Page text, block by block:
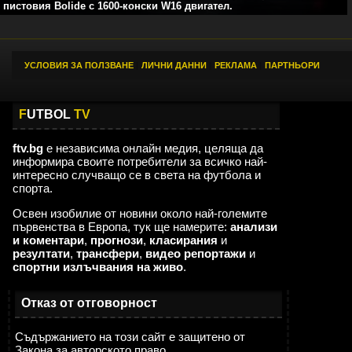
Мароканските бургии
Европа ???? Тук поне ти провървя ????
пистовия Bolide с 1600-конски W16 двигател.
УСЛОВИЯ ЗА ПОЛЗВАНЕ ЛИЧНИ ДАННИ РЕКЛАМА ПАРТНЬОРИ
FUTBOL TV
ftv.bg е независима онлайн медия, целяща да
информира своите потребители за всичко най-
интересно случващо се в света на футбола и
спорта.
Освен изобилие от новини около най-големите
първенства в Европа, тук ще намерите: анализи
и коментари, прогнози, класирания и
резултати, трансфери, видео репортажи и
спортни излъчвания на живо.
Отказ от отговорност
Съдържанието на този сайт е защитено от